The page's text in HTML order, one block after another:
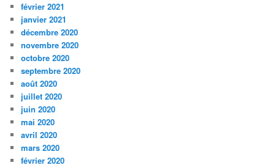
février 2021
janvier 2021
décembre 2020
novembre 2020
octobre 2020
septembre 2020
août 2020
juillet 2020
juin 2020
mai 2020
avril 2020
mars 2020
février 2020